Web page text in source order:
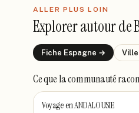
ALLER PLUS LOIN
Explorer autour de
Fiche Espagne → Ville
Ce que la communauté
Voyage en ANDALOUSIE